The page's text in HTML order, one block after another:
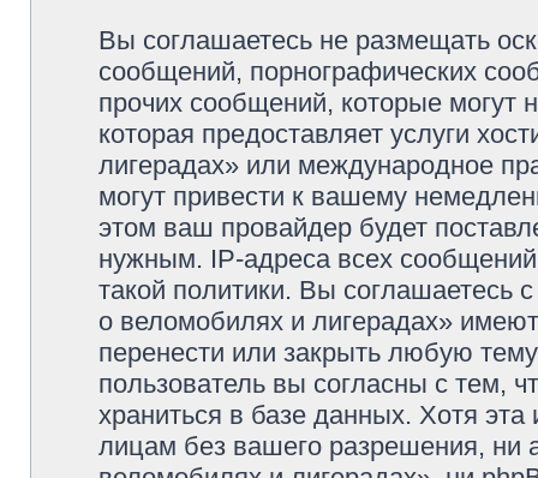
Вы соглашаетесь не размещать
сообщений, порнографических
прочих сообщений, которые могут
которая предоставляет услуги
лигерадах» или международное
могут привести к вашему
этом ваш провайдер будет
нужным. IP-адреса всех
такой политики. Вы
о веломобилях и лигерадах»
перенести или закрыть любую
пользователь вы согласны с тем,
храниться в базе данных. Хотя
лицам без вашего разрешения, ни